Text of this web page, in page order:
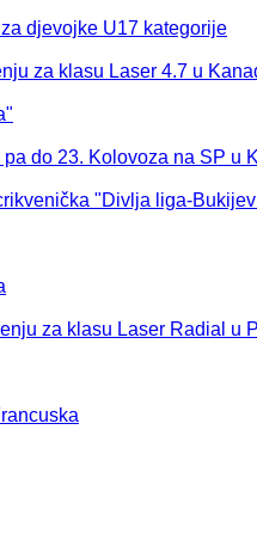
djevojke U17 kategorije
za klasu Laser 4.7 u
pa do 23. Kolovoza na SP u
"Divlja liga-
za klasu Laser Radial u